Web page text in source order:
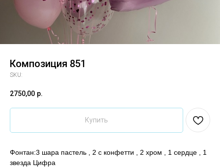
Композиция 851
SKU:
2750,00 р.
Купить
Фонтан:3 шара пастель , 2 с конфетти , 2 хром , 1 сердце , 1
звезда Цифра